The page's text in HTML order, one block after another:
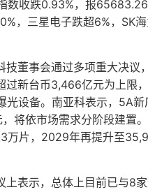
数收跌0.93%，报
，三星电子跌超6%，SK
技董事会通过多项重大决
过新台币3,466亿元为上限
光设备。南亚科表示，5A
将依市场需求分阶段建置
万片，2029年再提升至
上表示，总体上目前已与8